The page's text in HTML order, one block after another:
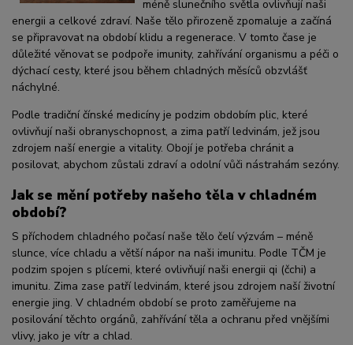
méně slunečního světla ovlivňují naši
energii a celkové zdraví. Naše tělo přirozeně zpomaluje a začíná
se připravovat na období klidu a regenerace. V tomto čase je
důležité věnovat se podpoře imunity, zahřívání organismu a péči o
dýchací cesty, které jsou během chladných měsíců obzvlášť
náchylné.
Podle tradiční čínské medicíny je podzim obdobím plic, které
ovlivňují naši obranyschopnost, a zima patří ledvinám, jež jsou
zdrojem naší energie a vitality. Obojí je potřeba chránit a
posilovat, abychom zůstali zdraví a odolní vůči nástrahám sezóny.
Jak se mění potřeby našeho těla v chladném
období?
S příchodem chladného počasí naše tělo čelí výzvám – méně
slunce, více chladu a větší nápor na naši imunitu. Podle TČM je
podzim spojen s plícemi, které ovlivňují naši energii qi (čchi) a
imunitu. Zima zase patří ledvinám, které jsou zdrojem naší životní
energie jing. V chladném období se proto zaměřujeme na
posilování těchto orgánů, zahřívání těla a ochranu před vnějšími
vlivy, jako je vítr a chlad.